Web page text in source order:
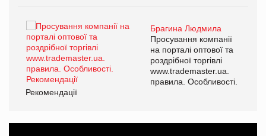
Брагина Людмила
Просування компанії
на порталі оптової та
роздрібної торгівлі
www.trademaster.ua.
правила. Особливості.
Рекомендації